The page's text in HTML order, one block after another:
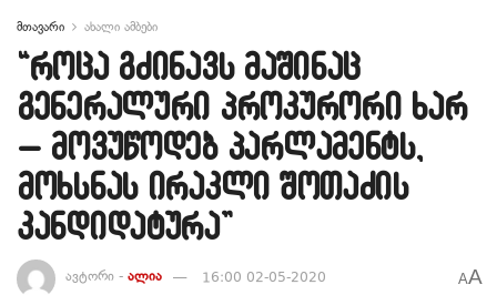
მთავარი ახალი ამბები
“როცა გძინავს მაშინაც
გენერალური პროკურორი ხარ
– მოვუწოდებ პარლამენტს,
მოხსნას ირაკლი შოთაძის
კანდიდატურა”
ავტორი - ალია 16:00 02-05-2020 AA